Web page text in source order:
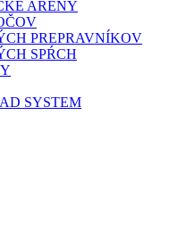
ARÉNY
PREPRAVNÍKOV
SPŔCH
SYSTEM